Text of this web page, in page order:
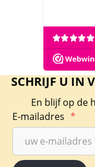
SCHRIJF U IN
En blijf op de
E-mailadres *